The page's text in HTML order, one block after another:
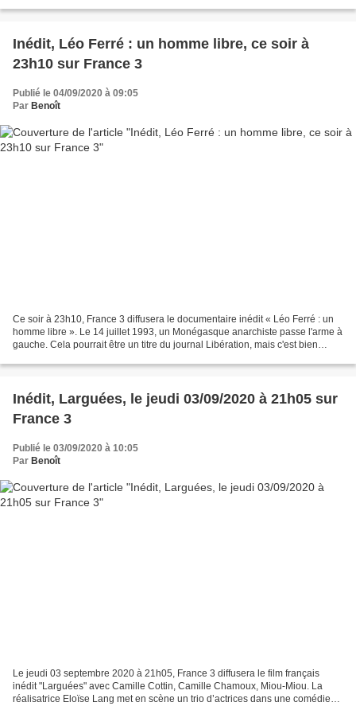
Inédit, Léo Ferré : un homme libre, ce soir à
23h10 sur France 3
Publié le 04/09/2020 à 09:05
Par Benoît
Ce soir à 23h10, France 3 diffusera le documentaire inédit « Léo Ferré : un
homme libre ». Le 14 juillet 1993, un Monégasque anarchiste passe l'arme à
gauche. Cela pourrait être un titre du journal Libération, mais c'est bien
Inédit, Larguées, le jeudi 03/09/2020 à 21h05 sur
France 3
Publié le 03/09/2020 à 10:05
Par Benoît
Le jeudi 03 septembre 2020 à 21h05, France 3 diffusera le film français
inédit "Larguées" avec Camille Cottin, Camille Chamoux, Miou-Miou. La
réalisatrice Eloïse Lang met en scène un trio d’actrices dans une comédie